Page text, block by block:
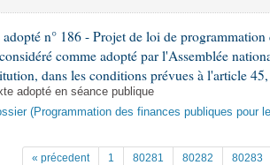
adopté n° 186 - Projet de loi de
comme adopté par l'Assemblée
dans les conditions prévues à l'article
adopté en séance publique
(Programmation des finances publiques pour
« précedent 1 80281 80282 80283